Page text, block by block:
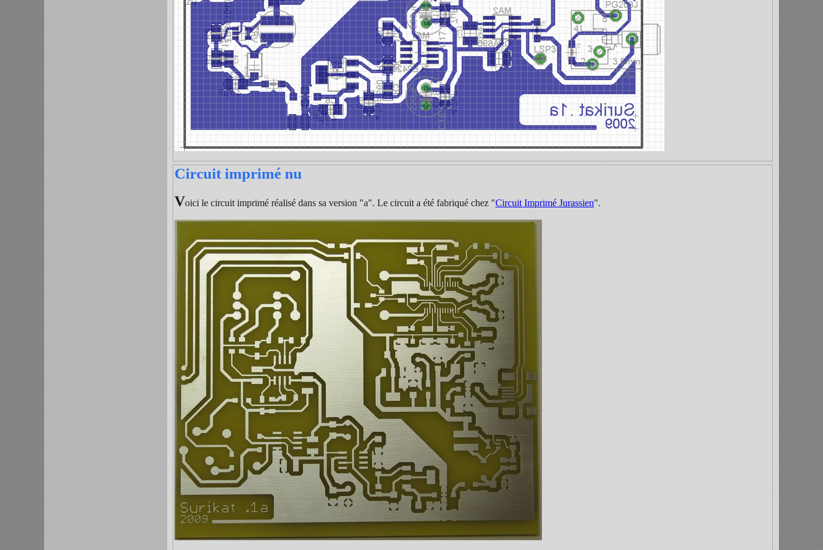
Circuit imprimé nu
Voici le circuit imprimé réalisé dans sa version "a". Le circuit a été fabriqué chez "Circuit Imprimé Jurassien".